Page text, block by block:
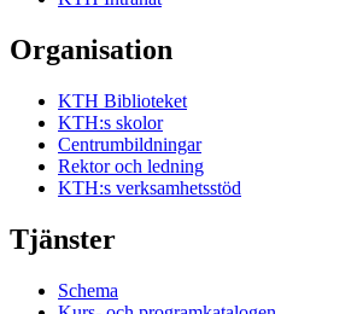
Organisation
KTH Biblioteket
KTH:s skolor
Centrumbildningar
Rektor och ledning
KTH:s verksamhetsstöd
Tjänster
Schema